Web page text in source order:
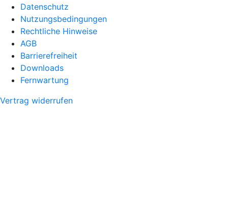
Datenschutz
Nutzungsbedingungen
Rechtliche Hinweise
AGB
Barrierefreiheit
Downloads
Fernwartung
Vertrag widerrufen